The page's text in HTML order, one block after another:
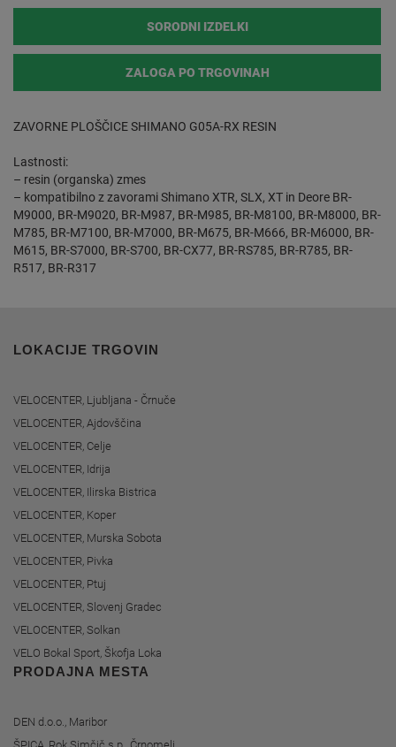
SORODNI IZDELKI
ZALOGA PO TRGOVINAH
ZAVORNE PLOŠČICE SHIMANO G05A-RX RESIN
Lastnosti:
– resin (organska) zmes
– kompatibilno z zavorami Shimano XTR, SLX, XT in Deore BR-
M9000, BR-M9020, BR-M987, BR-M985, BR-M8100, BR-M8000, BR-
M785, BR-M7100, BR-M7000, BR-M675, BR-M666, BR-M6000, BR-
M615, BR-S7000, BR-S700, BR-CX77, BR-RS785, BR-R785, BR-
R517, BR-R317
LOKACIJE TRGOVIN
VELOCENTER, Ljubljana - Črnuče
VELOCENTER, Ajdovščina
VELOCENTER, Celje
VELOCENTER, Idrija
VELOCENTER, Ilirska Bistrica
VELOCENTER, Koper
VELOCENTER, Murska Sobota
VELOCENTER, Pivka
VELOCENTER, Ptuj
VELOCENTER, Slovenj Gradec
VELOCENTER, Solkan
VELO Bokal Sport, Škofja Loka
PRODAJNA MESTA
DEN d.o.o., Maribor